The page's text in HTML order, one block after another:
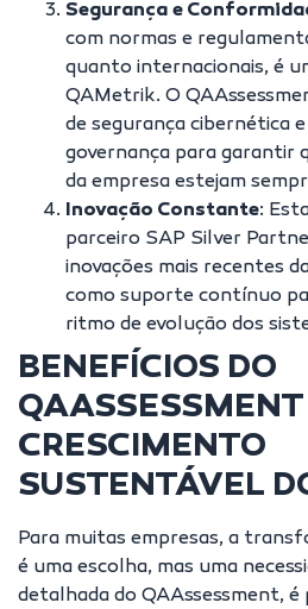
Segurança e
com normas e
quanto internacionais, é
QAMetrik. O
de segurança cibernética
governança para garantir
da empresa estejam
Inovação Constante:
parceiro SAP Silver
inovações mais recentes
como suporte contínuo
ritmo de evolução dos
BENEFÍCIOS DO
CRESCIMENTO
SUSTENTÁVEL
Para muitas empresas, a
é uma escolha, mas uma
detalhada do QAAssessment, é